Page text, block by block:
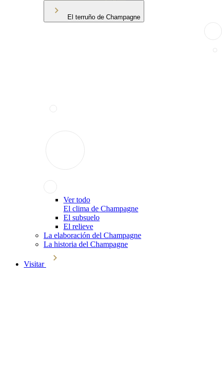
El terruño de Champagne
Ver todo
El clima de Champagne
El subsuelo
El relieve
La elaboración del Champagne
La historia del Champagne
Visitar